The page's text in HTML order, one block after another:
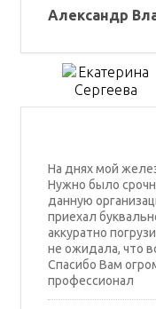
Александр
На днях мой
Нужно было
данную
приехал
аккуратно
не ожидала, что
Спасибо Вам
профессионал